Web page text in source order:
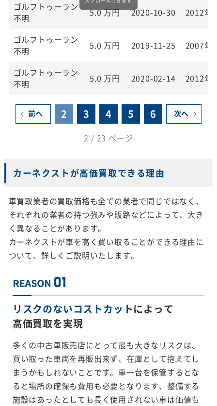
ゴルフトゥーラン
不明
5.0万円 2020-10-30 2012年
ゴルフトゥーラン
不明
5.0 万円 2019-11-25 2007年
ゴルフトゥーラン
不明
5.0 万円 2020-02-14 2012年
前へ 2 3 4 5 6 次へ
2 / 23 ページ
カーネクストが高価買取できる理由
車買取業者の買取価格も全ての業者で同じではなく、
それぞれの業者の持つ強みや販路などによって、大き
く異なることがあります。
カーネクストが車を高く買い取ることができる理由に
ついて、詳しくご説明いたします。
リスクのないコストカットによって
高価買取を実現
多くの中古車販売店にとって最も大きなリスクは、
買い取った車両を再販出来ず、在庫として抱えてし
まうかもしれないことです。車一台を保管するとな
ると場所の確保も費用も必要となります、整備する
施設はあったとしても長く使用されない車は価値も